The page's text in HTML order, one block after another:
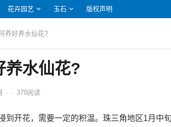
花卉园艺 玉石 版权声明
养好养水仙花?
养水仙花?
· · 370阅读
到开花，需要一定的积温。珠三角地区1月中